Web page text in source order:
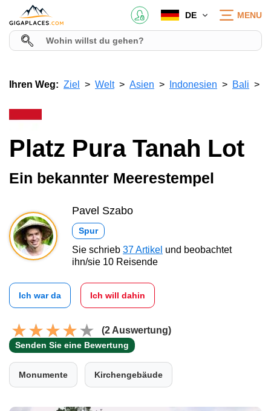
DE MENU
Ihren Weg: Ziel Welt Asien Indonesien Bali
Platz Pura Tanah Lot
Ein bekannter Meerestempel
Pavel Szabo
Spur
Sie schrieb 37 Artikel und beobachtet
ihn/sie 10 Reisende
Ich war da Ich will dahin
(2 Auswertung)
Senden Sie eine Bewertung
Monumente Kirchengebäude